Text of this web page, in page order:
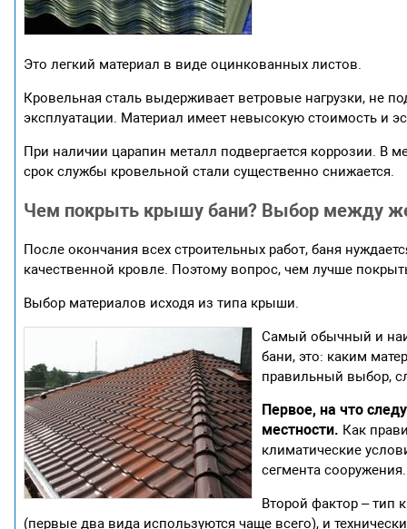
Это легкий материал в виде оцинкованных листов.
Кровельная сталь выдерживает ветровые нагрузки, не
эксплуатации. Материал имеет невысокую стоимость и
При наличии царапин металл подвергается коррозии. В
срок службы кровельной стали существенно снижается.
Чем покрыть крышу бани? Выбор между
После окончания всех строительных работ, баня
качественной кровле. Поэтому вопрос, чем лучше
Выбор материалов исходя из типа крыши.
Самый обычный и
бани, это: каким
правильный выбор,
Первое, на что
местности. Как
климатические
сегмента сооружения.
Второй фактор – тип
(первые два вида используются чаще всего), и